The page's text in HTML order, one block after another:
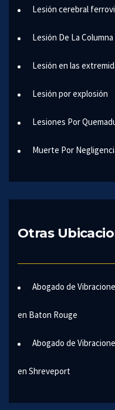
Lesión cerebral
Lesión De La
Lesión en las
Lesión por explosión
Lesiones Por
Muerte Por
Otras
Abogado de
en Baton Rouge
Abogado de
en Shreveport